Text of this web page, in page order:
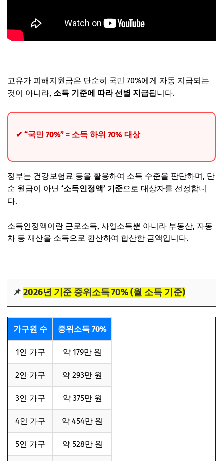
고유가 피해지원금은 단순히 국민 70%에게 자동 지급되는
것이 아니라, 소득 기준에 따라 선별 지급됩니다.
✔ “국민 70%” = 소득 하위 70% 대상
정부는 건강보험료 등을 활용하여 소득 수준을 판단하며, 단
순 월급이 아닌 ‘소득인정액’ 기준으로 대상자를 선정합니
다.
소득인정액이란 근로소득, 사업소득뿐 아니라 부동산, 자동
차 등 재산을 소득으로 환산하여 합산한 금액입니다.
📌 2026년 기준 중위소득 70% (월 소득 기준)
가구원 수 중위소득 70%
1인 가구 약 179만 원
2인 가구 약 293만 원
3인 가구 약 375만 원
4인 가구 약 454만 원
5인 가구 약 528만 원